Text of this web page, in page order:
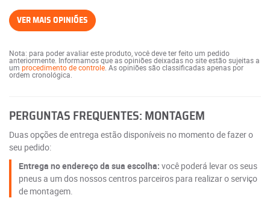
VER MAIS OPINIÕES
Nota: para poder avaliar este produto, você deve ter feito um pedido
anteriormente. Informamos que as opiniões deixadas no site estão sujeitas a
um procedimento de controle . As opiniões são classificadas apenas por
ordem cronológica.
PERGUNTAS FREQUENTES: MONTAGEM
Duas opções de entrega estão disponíveis no momento de fazer o
seu pedido:
Entrega no endereço da sua escolha: você poderá levar os seus
pneus a um dos nossos centros parceiros para realizar o serviço
de montagem.